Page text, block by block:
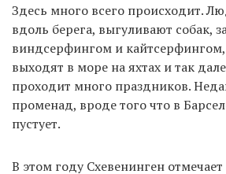
Здесь много всего происходит.
вдоль берега, выгуливают собак,
виндсерфингом и
выходят в море на яхтах и так
проходит много праздников.
променад, вроде того что в
пустует.
В этом году Схевенинген